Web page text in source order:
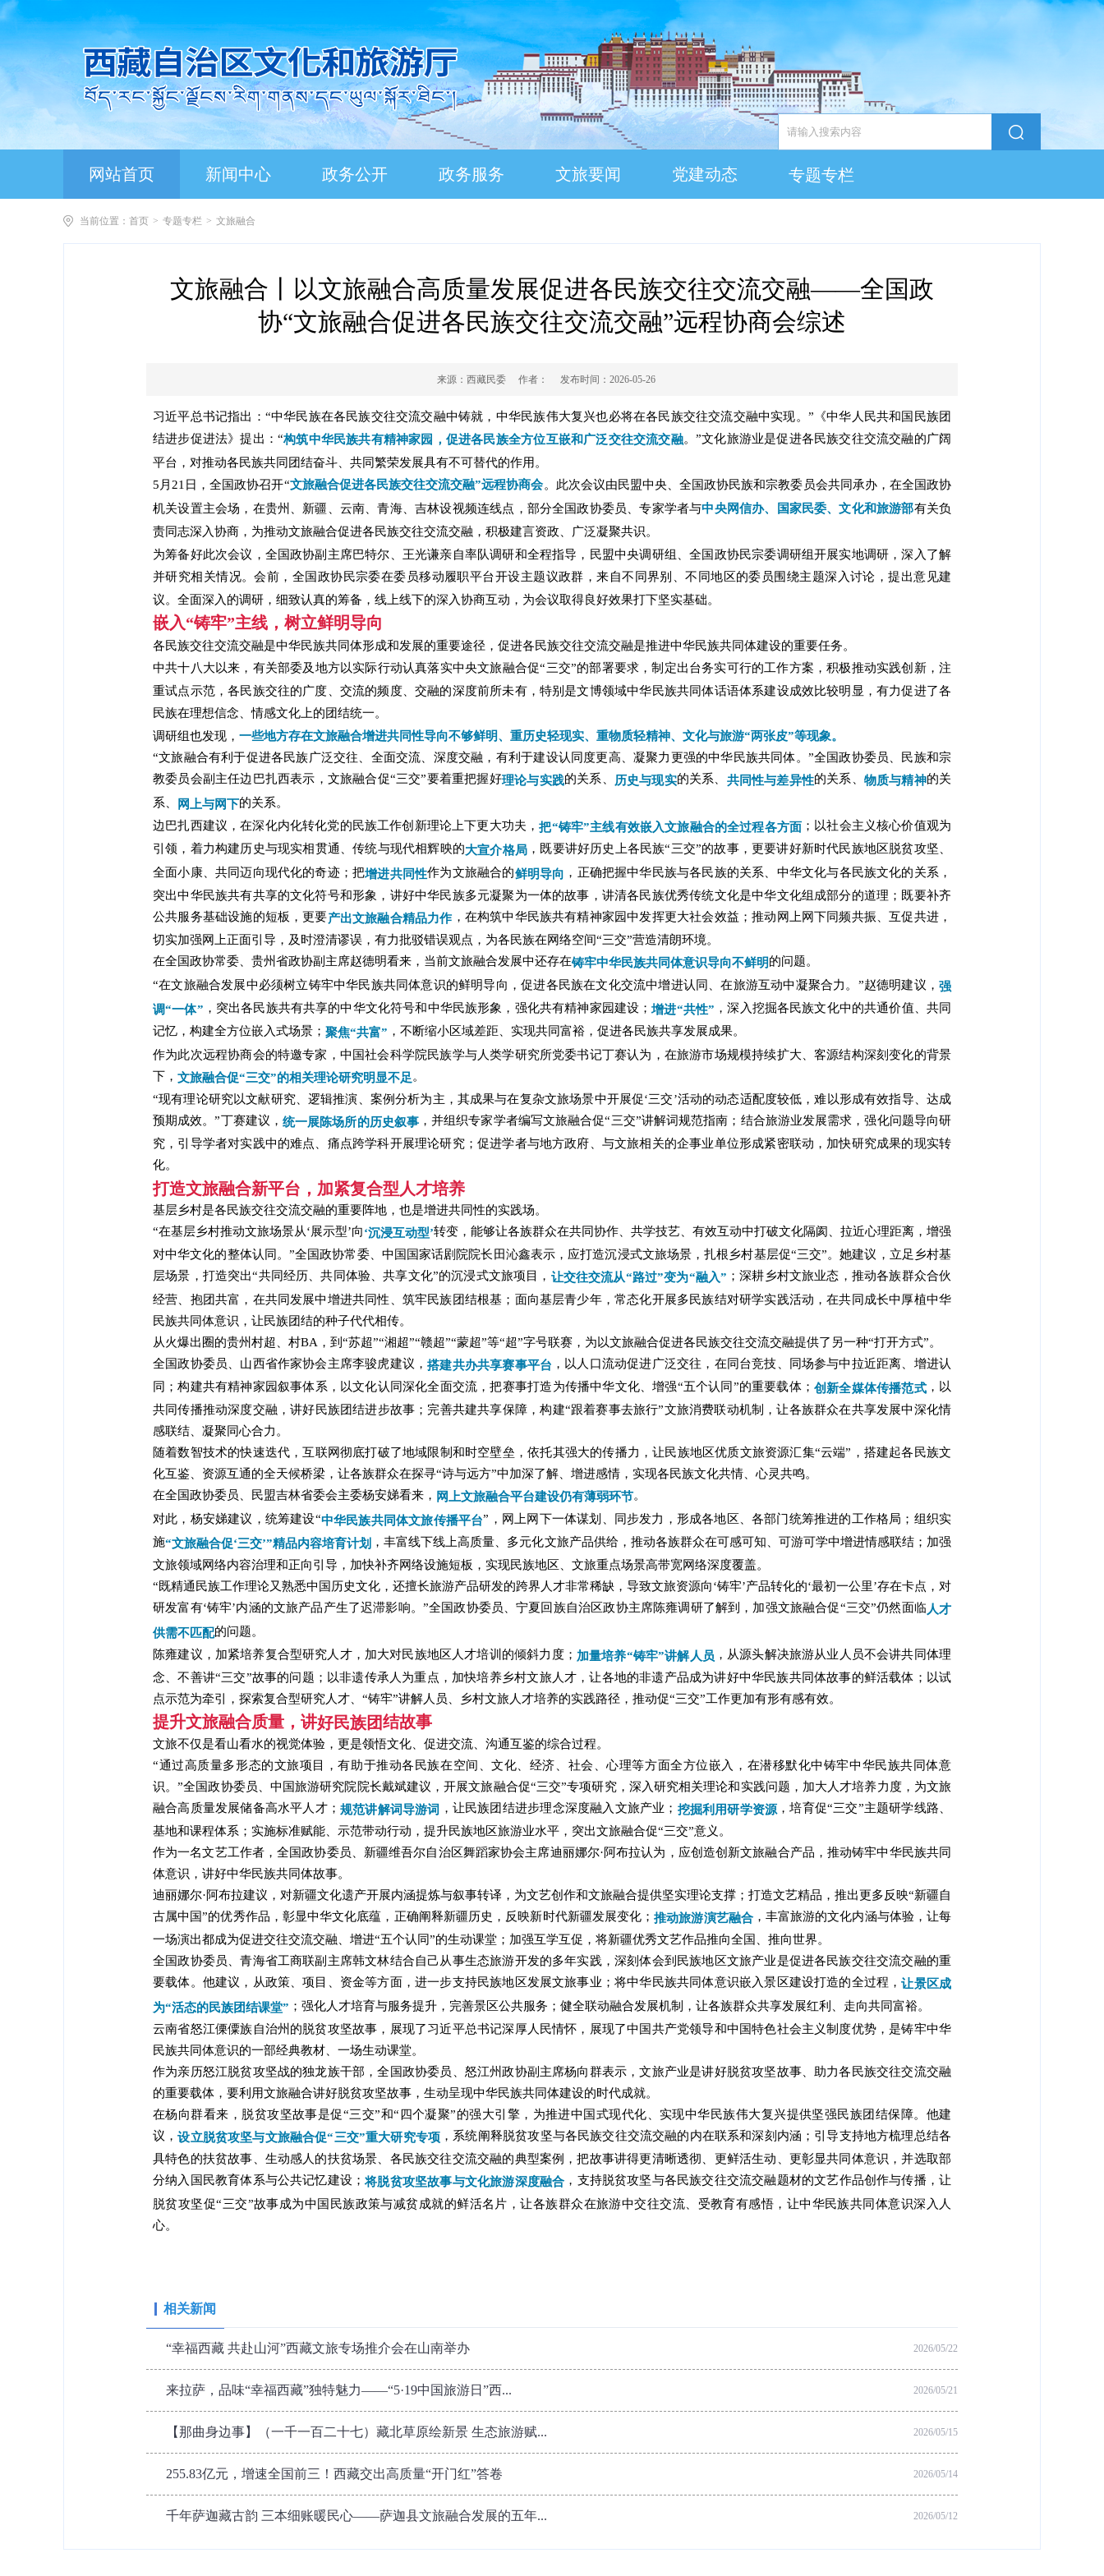
网站首页 新闻中心 政务公开 政务服务 文旅要闻 党建动态 专题专栏
当前位置： 首页 > 专题专栏 > 文旅融合
文旅融合丨以文旅融合高质量发展促进各民族交往交流交融——全国政
协“文旅融合促进各民族交往交流交融”远程协商会综述
来源： 西藏民委 作者： 发布时间： 2026-05-26
习近平总书记指出：“中华民族在各民族交往交流交融中铸就，中华民族伟大复兴也必将在各民族交往交流交融中实现。”《中华人民共和国民族团
结进步促进法》提出：“构筑中华民族共有精神家园，促进各民族全方位互嵌和广泛交往交流交融。”文化旅游业是促进各民族交往交流交融的广阔
平台，对推动各民族共同团结奋斗、共同繁荣发展具有不可替代的作用。
5月21日，全国政协召开“文旅融合促进各民族交往交流交融”远程协商会。此次会议由民盟中央、全国政协民族和宗教委员会共同承办，在全国政协
机关设置主会场，在贵州、新疆、云南、青海、吉林设视频连线点，部分全国政协委员、专家学者与中央网信办、国家民委、文化和旅游部有关负
责同志深入协商，为推动文旅融合促进各民族交往交流交融，积极建言资政、广泛凝聚共识。
为筹备好此次会议，全国政协副主席巴特尔、王光谦亲自率队调研和全程指导，民盟中央调研组、全国政协民宗委调研组开展实地调研，深入了解
并研究相关情况。会前，全国政协民宗委在委员移动履职平台开设主题议政群，来自不同界别、不同地区的委员围绕主题深入讨论，提出意见建
议。全面深入的调研，细致认真的筹备，线上线下的深入协商互动，为会议取得良好效果打下坚实基础。
嵌入“铸牢”主线，树立鲜明导向
各民族交往交流交融是中华民族共同体形成和发展的重要途径，促进各民族交往交流交融是推进中华民族共同体建设的重要任务。
中共十八大以来，有关部委及地方以实际行动认真落实中央文旅融合促“三交”的部署要求，制定出台务实可行的工作方案，积极推动实践创新，注
重试点示范，各民族交往的广度、交流的频度、交融的深度前所未有，特别是文博领域中华民族共同体话语体系建设成效比较明显，有力促进了各
民族在理想信念、情感文化上的团结统一。
调研组也发现， 一些地方存在文旅融合增进共同性导向不够鲜明、重历史轻现实、重物质轻精神、文化与旅游“两张皮”等现象。
“文旅融合有利于促进各民族广泛交往、全面交流、深度交融，有利于建设认同度更高、凝聚力更强的中华民族共同体。”全国政协委员、民族和宗
教委员会副主任边巴扎西表示，文旅融合促“三交”要着重把握好理论与实践的关系、 历史与现实的关系、 共同性与差异性的关系、 物质与精神的关
系、
网上与网下的关系。
边巴扎西建议，在深化内化转化党的民族工作创新理论上下更大功夫，把“铸牢”主线有效嵌入文旅融合的全过程各方面 ；以社会主义核心价值观为
引领，着力构建历史与现实相贯通、传统与现代相辉映的大宣介格局 ，既要讲好历史上各民族“三交”的故事，更要讲好新时代民族地区脱贫攻坚、
全面小康、共同迈向现代化的奇迹；把增进共同性作为文旅融合的鲜明导向 ，正确把握中华民族与各民族的关系、中华文化与各民族文化的关系，
突出中华民族共有共享的文化符号和形象，讲好中华民族多元凝聚为一体的故事，讲清各民族优秀传统文化是中华文化组成部分的道理；既要补齐
公共服务基础设施的短板，更要产出文旅融合精品力作 ，在构筑中华民族共有精神家园中发挥更大社会效益；推动网上网下同频共振、互促共进，
切实加强网上正面引导，及时澄清谬误，有力批驳错误观点，为各民族在网络空间“三交”营造清朗环境。
在全国政协常委、贵州省政协副主席赵德明看来，当前文旅融合发展中还存在铸牢中华民族共同体意识导向不鲜明的问题。
“在文旅融合发展中必须树立铸牢中华民族共同体意识的鲜明导向，促进各民族在文化交流中增进认同、在旅游互动中凝聚合力。”赵德明建议， 强
调“一体” ，突出各民族共有共享的中华文化符号和中华民族形象，强化共有精神家园建设；增进“共性” ，深入挖掘各民族文化中的共通价值、共同
记忆，构建全方位嵌入式场景； 聚焦“共富” ，不断缩小区域差距、实现共同富裕，促进各民族共享发展成果。
作为此次远程协商会的特邀专家，中国社会科学院民族学与人类学研究所党委书记丁赛认为，在旅游市场规模持续扩大、客源结构深刻变化的背景
下， 文旅融合促“三交”的相关理论研究明显不足。
“现有理论研究以文献研究、逻辑推演、案例分析为主，其成果与在复杂文旅场景中开展促‘三交’活动的动态适配度较低，难以形成有效指导、达成
预期成效。”丁赛建议，统一展陈场所的历史叙事 ，并组织专家学者编写文旅融合促“三交”讲解词规范指南；结合旅游业发展需求，强化问题导向研
究，引导学者对实践中的难点、痛点跨学科开展理论研究；促进学者与地方政府、与文旅相关的企事业单位形成紧密联动，加快研究成果的现实转
化。
打造文旅融合新平台，加紧复合型人才培养
基层乡村是各民族交往交流交融的重要阵地，也是增进共同性的实践场。
“在基层乡村推动文旅场景从‘展示型’向‘沉浸互动型’转变，能够让各族群众在共同协作、共学技艺、有效互动中打破文化隔阂、拉近心理距离，增强
对中华文化的整体认同。”全国政协常委、中国国家话剧院院长田沁鑫表示，应打造沉浸式文旅场景，扎根乡村基层促“三交”。她建议，立足乡村基
层场景，打造突出“共同经历、共同体验、共享文化”的沉浸式文旅项目， 让交往交流从“路过”变为“融入” ；深耕乡村文旅业态，推动各族群众合伙
经营、抱团共富，在共同发展中增进共同性、筑牢民族团结根基；面向基层青少年，常态化开展多民族结对研学实践活动，在共同成长中厚植中华
民族共同体意识，让民族团结的种子代代相传。
从火爆出圈的贵州村超、村BA，到“苏超”“湘超”“赣超”“蒙超”等“超”字号联赛，为以文旅融合促进各民族交往交流交融提供了另一种“打开方式”。
全国政协委员、山西省作家协会主席李骏虎建议，搭建共办共享赛事平台 ，以人口流动促进广泛交往，在同台竞技、同场参与中拉近距离、增进认
同；构建共有精神家园叙事体系，以文化认同深化全面交流，把赛事打造为传播中华文化、增强“五个认同”的重要载体； 创新全媒体传播范式，以
共同传播推动深度交融，讲好民族团结进步故事；完善共建共享保障，构建“跟着赛事去旅行”文旅消费联动机制，让各族群众在共享发展中深化情
感联结、凝聚同心合力。
随着数智技术的快速迭代，互联网彻底打破了地域限制和时空壁垒，依托其强大的传播力，让民族地区优质文旅资源汇集“云端”，搭建起各民族文
化互鉴、资源互通的全天候桥梁，让各族群众在探寻“诗与远方”中加深了解、增进感情，实现各民族文化共情、心灵共鸣。
在全国政协委员、民盟吉林省委会主委杨安娣看来， 网上文旅融合平台建设仍有薄弱环节。
对此，杨安娣建议，统筹建设“中华民族共同体文旅传播平台”，网上网下一体谋划、同步发力，形成各地区、各部门统筹推进的工作格局；组织实
施“文旅融合促‘三交’”精品内容培育计划 ，丰富线下线上高质量、多元化文旅产品供给，推动各族群众在可感可知、可游可学中增进情感联结；加强
文旅领域网络内容治理和正向引导，加快补齐网络设施短板，实现民族地区、文旅重点场景高带宽网络深度覆盖。
“既精通民族工作理论又熟悉中国历史文化，还擅长旅游产品研发的跨界人才非常稀缺，导致文旅资源向‘铸牢’产品转化的‘最初一公里’存在卡点，对
研发富有‘铸牢’内涵的文旅产品产生了迟滞影响。”全国政协委员、宁夏回族自治区政协主席陈雍调研了解到，加强文旅融合促“三交”仍然面临人才
供需不匹配的问题。
陈雍建议，加紧培养复合型研究人才，加大对民族地区人才培训的倾斜力度； 加量培养“铸牢”讲解人员 ，从源头解决旅游从业人员不会讲共同体理
念、不善讲“三交”故事的问题；以非遗传承人为重点，加快培养乡村文旅人才，让各地的非遗产品成为讲好中华民族共同体故事的鲜活载体；以试
点示范为牵引，探索复合型研究人才、“铸牢”讲解人员、乡村文旅人才培养的实践路径，推动促“三交”工作更加有形有感有效。
提升文旅融合质量，讲好民族团结故事
文旅不仅是看山看水的视觉体验，更是领悟文化、促进交流、沟通互鉴的综合过程。
“通过高质量多形态的文旅项目，有助于推动各民族在空间、文化、经济、社会、心理等方面全方位嵌入，在潜移默化中铸牢中华民族共同体意
识。”全国政协委员、中国旅游研究院院长戴斌建议，开展文旅融合促“三交”专项研究，深入研究相关理论和实践问题，加大人才培养力度，为文旅
融合高质量发展储备高水平人才； 规范讲解词导游词 ，让民族团结进步理念深度融入文旅产业； 挖掘利用研学资源 ，培育促“三交”主题研学线路、
基地和课程体系；实施标准赋能、示范带动行动，提升民族地区旅游业水平，突出文旅融合促“三交”意义。
作为一名文艺工作者，全国政协委员、新疆维吾尔自治区舞蹈家协会主席迪丽娜尔·阿布拉认为，应创造创新文旅融合产品，推动铸牢中华民族共同
体意识，讲好中华民族共同体故事。
迪丽娜尔·阿布拉建议，对新疆文化遗产开展内涵提炼与叙事转译，为文艺创作和文旅融合提供坚实理论支撑；打造文艺精品，推出更多反映“新疆自
古属中国”的优秀作品，彰显中华文化底蕴，正确阐释新疆历史，反映新时代新疆发展变化；推动旅游演艺融合，丰富旅游的文化内涵与体验，让每
一场演出都成为促进交往交流交融、增进“五个认同”的生动课堂；加强互学互促，将新疆优秀文艺作品推向全国、推向世界。
全国政协委员、青海省工商联副主席韩文林结合自己从事生态旅游开发的多年实践，深刻体会到民族地区文旅产业是促进各民族交往交流交融的重
要载体。他建议，从政策、项目、资金等方面，进一步支持民族地区发展文旅事业；将中华民族共同体意识嵌入景区建设打造的全过程，让景区成
为“活态的民族团结课堂” ；强化人才培育与服务提升，完善景区公共服务；健全联动融合发展机制，让各族群众共享发展红利、走向共同富裕。
云南省怒江傈僳族自治州的脱贫攻坚故事，展现了习近平总书记深厚人民情怀，展现了中国共产党领导和中国特色社会主义制度优势，是铸牢中华
民族共同体意识的一部经典教材、一场生动课堂。
作为亲历怒江脱贫攻坚战的独龙族干部，全国政协委员、怒江州政协副主席杨向群表示，文旅产业是讲好脱贫攻坚故事、助力各民族交往交流交融
的重要载体，要利用文旅融合讲好脱贫攻坚故事，生动呈现中华民族共同体建设的时代成就。
在杨向群看来，脱贫攻坚故事是促“三交”和“四个凝聚”的强大引擎，为推进中国式现代化、实现中华民族伟大复兴提供坚强民族团结保障。他建
议，设立脱贫攻坚与文旅融合促“三交”重大研究专项 ，系统阐释脱贫攻坚与各民族交往交流交融的内在联系和深刻内涵；引导支持地方梳理总结各
具特色的扶贫故事、生动感人的扶贫场景、各民族交往交流交融的典型案例，把故事讲得更清晰透彻、更鲜活生动、更彰显共同体意识，并选取部
分纳入国民教育体系与公共记忆建设；将脱贫攻坚故事与文化旅游深度融合 ，支持脱贫攻坚与各民族交往交流交融题材的文艺作品创作与传播，让
脱贫攻坚促“三交”故事成为中国民族政策与减贫成就的鲜活名片，让各族群众在旅游中交往交流、受教育有感悟，让中华民族共同体意识深入人
心。
相关新闻
“幸福西藏 共赴山河”西藏文旅专场推介会在山南举办 2026/05/22
来拉萨，品味“幸福西藏”独特魅力——“5·19中国旅游日”西... 2026/05/21
【那曲身边事】（一千一百二十七）藏北草原绘新景 生态旅游赋... 2026/05/15
255.83亿元，增速全国前三！西藏交出高质量“开门红”答卷 2026/05/14
千年萨迦藏古韵 三本细账暖民心——萨迦县文旅融合发展的五年... 2026/05/12